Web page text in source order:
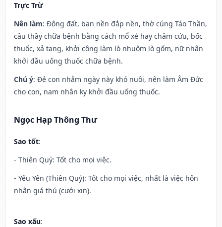
Trực Trừ
Nên làm: Động đất, ban nền đắp nền, thờ cúng Táo Thần,
cầu thầy chữa bệnh bằng cách mổ xẻ hay châm cứu, bốc
thuốc, xả tang, khởi công làm lò nhuộm lò gốm, nữ nhân
khởi đầu uống thuốc chữa bệnh.
Chú ý: Đẻ con nhằm ngày này khó nuôi, nên làm Âm Đức
cho con, nam nhân kỵ khởi đầu uống thuốc.
Ngọc Hạp Thông Thư
Sao tốt:
- Thiên Quý: Tốt cho mọi việc.
- Yếu Yên (Thiên Quý): Tốt cho mọi việc, nhất là việc hôn
nhân giá thú (cưới xin).
Sao xấu: